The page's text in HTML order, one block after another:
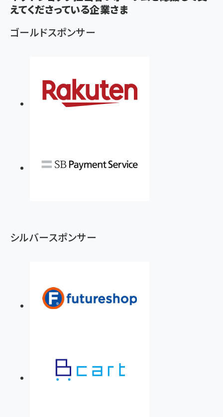
ず
えてくださっている企業さま
ゴールドスポンサー
シルバースポンサー